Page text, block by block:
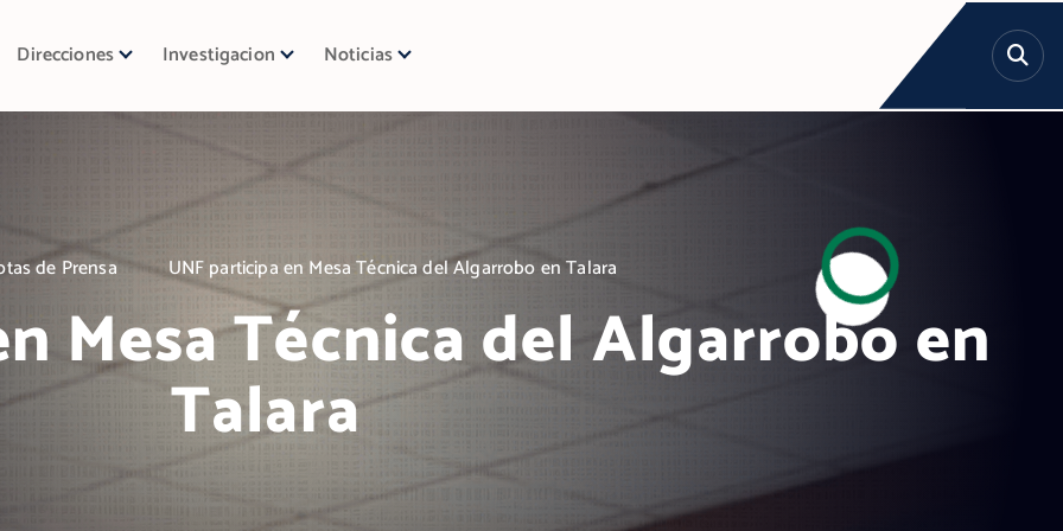
Direcciones Investigacion Noticias
de Prensa UNF participa en Mesa Técnica del Algarrobo en Talara
Mesa Técnica del Algarrobo en
Talara